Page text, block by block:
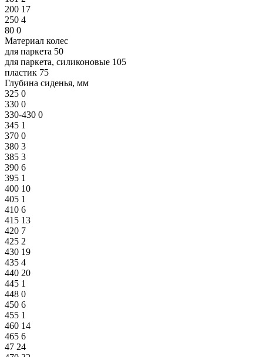
200 17
250 4
80 0
Материал колес
для паркета 50
для паркета, силиконовые 105
пластик 75
Глубина сиденья, мм
325 0
330 0
330-430 0
345 1
370 0
380 3
385 3
390 6
395 1
400 10
405 1
410 6
415 13
420 7
425 2
430 19
435 4
440 20
445 1
448 0
450 6
455 1
460 14
465 6
47 24